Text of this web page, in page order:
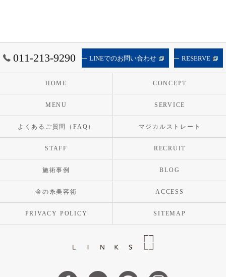
011-213-9290 LINEでのお問い合わせ RESERVE
HOME CONCEPT
MENU SERVICE
よくあるご質問（FAQ） マジカルストレート
STAFF RECRUIT
施術事例 BLOG
金の糸美容術 ACCESS
PRIVACY POLICY SITEMAP